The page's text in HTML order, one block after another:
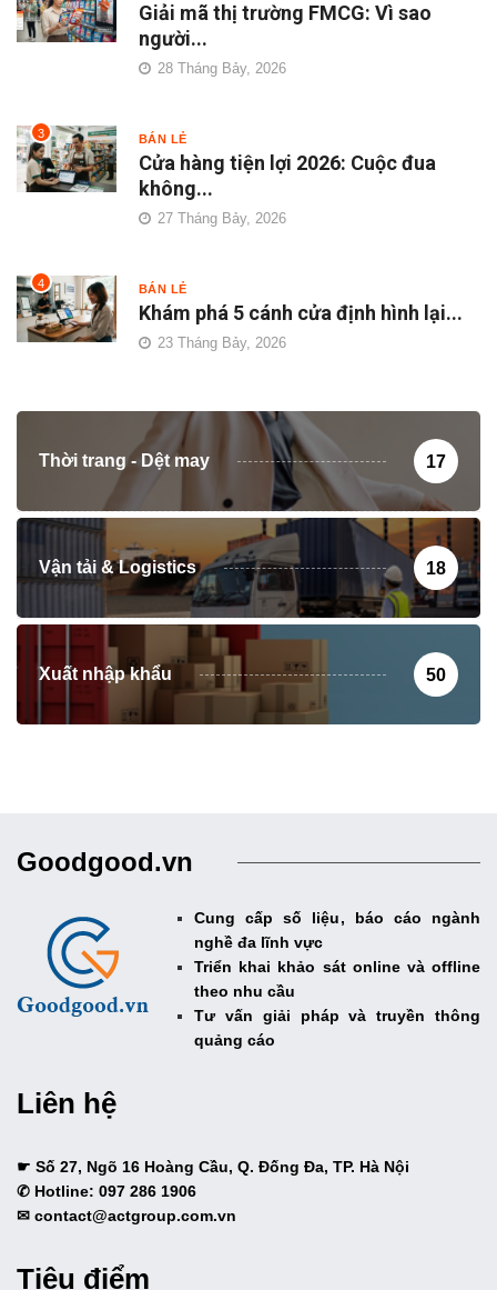
Giải mã thị trường FMCG: Vì sao
người...
28 Tháng Bảy, 2026
3 BÁN LẺ
Cửa hàng tiện lợi 2026: Cuộc đua
không...
27 Tháng Bảy, 2026
4 BÁN LẺ
Khám phá 5 cánh cửa định hình lại...
23 Tháng Bảy, 2026
Thời trang - Dệt may 17
Vận tải & Logistics 18
Xuất nhập khẩu 50
Goodgood.vn
Cung cấp số liệu, báo cáo ngành
nghề đa lĩnh vực
Triển khai khảo sát online và offline
theo nhu cầu
Tư vấn giải pháp và truyền thông
quảng cáo
Liên hệ
☛ Số 27, Ngõ 16 Hoàng Cầu, Q. Đống Đa, TP. Hà Nội
✆ Hotline: 097 286 1906
✉ contact@actgroup.com.vn
Tiêu điểm